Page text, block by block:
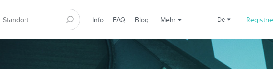
Info FAQ Blog Mehr de